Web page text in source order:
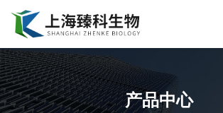
产品中心